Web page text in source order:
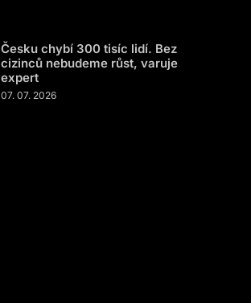
Česku chybí 300 tisíc lidí. Bez
cizinců nebudeme růst, varuje
expert
07. 07. 2026